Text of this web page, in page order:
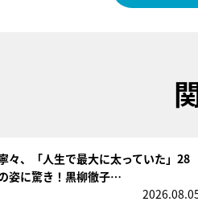
々、「人生で最大に太っていた」28
姿に驚き！黒柳徹子…